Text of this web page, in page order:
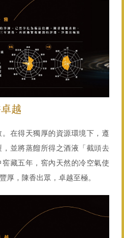
越
在得天獨厚的資源環境下，遵
並將蒸餾所得之酒液「截頭去
藏五年，窖內天然的冷空氣使
厚，陳香出眾，卓越至極。